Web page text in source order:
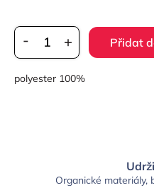
Přidat
polyester 100%
Organické materiály,